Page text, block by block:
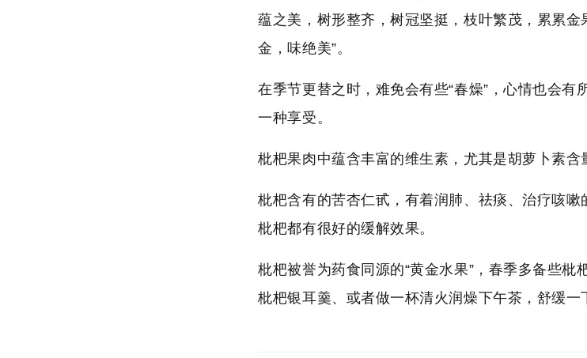
蕴之美，树形整齐，树冠坚挺，枝叶繁茂，累累
金，味绝美”。
在季节更替之时，难免会有些“春燥”，心情也会
一种享受。
枇杷果肉中蕴含丰富的维生素，尤其是胡萝卜素
枇杷含有的苦杏仁甙，有着润肺、祛痰、治疗咳
枇杷都有很好的缓解效果。
枇杷被誉为药食同源的“黄金水果”，春季多备些
枇杷银耳羹、或者做一杯清火润燥下午茶，舒缓一